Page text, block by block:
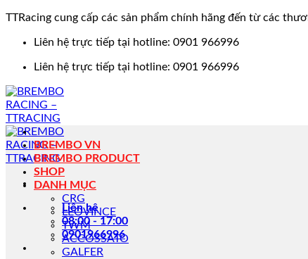
TTRacing cung cấp các sản phẩm chính hãng đến từ các
Liên hệ trực tiếp tại hotline: 0901 966996
Liên hệ trực tiếp tại hotline: 0901 966996
Liên hệ
08:00 - 17:00
0901966996
BREMBO VN
BREMBO PRODUCT
SHOP
DANH MỤC
CRG
LEOVINCE
TWM
ACCOSSATO
GALFER